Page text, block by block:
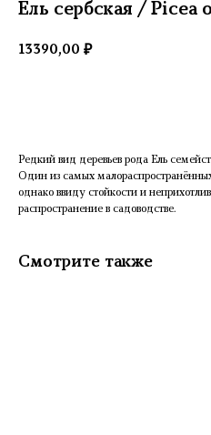
Ель сербская / Picea
13390,00 ₽
Редкий вид деревьев рода Ель
Один из самых
однако ввиду стойкости и
распространение в садоводстве.
Смотрите также